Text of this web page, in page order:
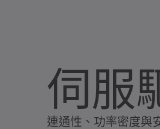
伺服
連通性、功率密度與